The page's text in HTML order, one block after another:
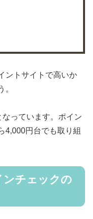
ントサイトで高いか
。
なっています。ポイン
4,000円台でも取り組
チェックの